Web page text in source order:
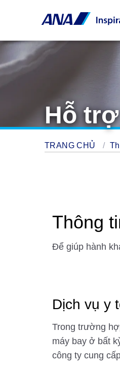
Hỗ
TRANG CHỦ
Thông
Để giúp hành
Dịch vụ y
Trong trường
máy bay ở bất
công ty cung